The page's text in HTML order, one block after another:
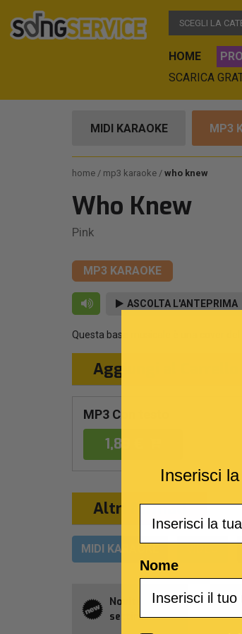
SCEGLI LA
HOME
SCARICA
MIDI KARAOKE MP3
home mp3 karaoke who knew
Who Knew
Pink
MP3 KARAOKE
ASCOLTA L'ANTEPRIMA
Questa base musicale è una cover del
Aggiungi al Carrello
MP3 Con testo
1,89 €
Altri formati
MIDI KARAOKE
Novità della
settimana
Inserisci
Nome